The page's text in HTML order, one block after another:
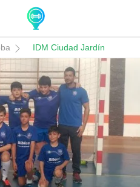
IDM Ciudad Jardín